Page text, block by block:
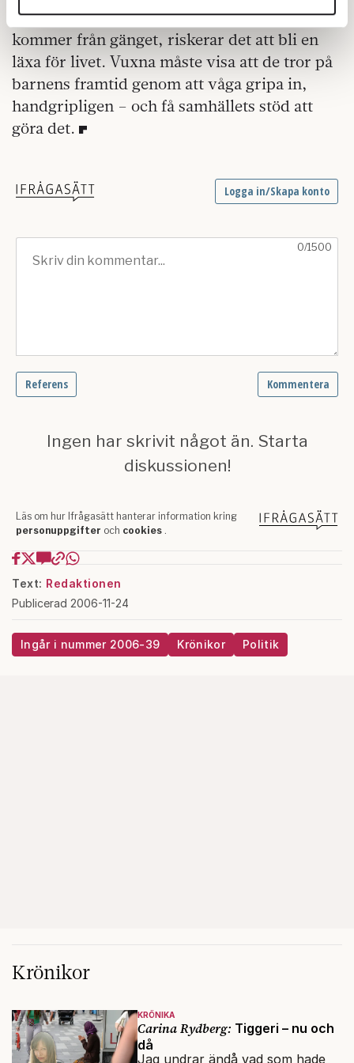
annons- och analysföretag som vi samarbetar med.
Dessa kan i sin tur kombinera informationen med annan
information som du har tillhandahållit eller som de har
samlat in när du har använt deras tjänster.
Om du vill läsa mer om hur vi hanterar personuppgifter
kan du göra dethär
att den enda rättvisa som verkligen skipas
kommer från gänget, riskerar det att bli en
läxa för livet. Vuxna måste visa att de tror på
barnens framtid genom att våga gripa in,
handgripligen – och få samhällets stöd att
göra det.
Text: Redaktionen
Publicerad 2006-11-24
Ingår i nummer 2006-39 Krönikor Politik
Krönikor
KRÖNIKA
Carina Rydberg: Tiggeri – nu och
då
Jag undrar ändå vad som hade